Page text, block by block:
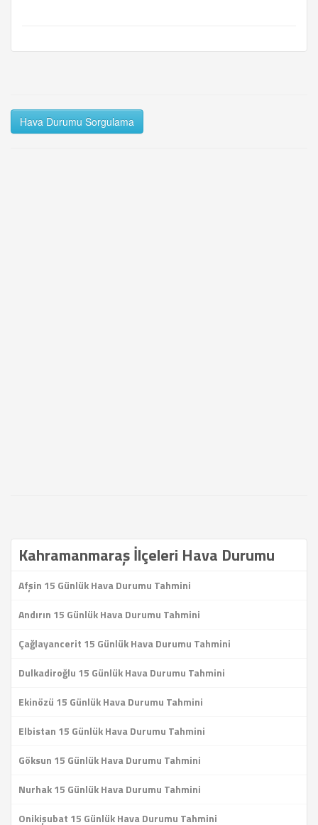
Hava Durumu Sorgulama
Kahramanmaraş İlçeleri Hava Durumu
Afşin 15 Günlük Hava Durumu Tahmini
Andırın 15 Günlük Hava Durumu Tahmini
Çağlayancerit 15 Günlük Hava Durumu Tahmini
Dulkadiroğlu 15 Günlük Hava Durumu Tahmini
Ekinözü 15 Günlük Hava Durumu Tahmini
Elbistan 15 Günlük Hava Durumu Tahmini
Göksun 15 Günlük Hava Durumu Tahmini
Nurhak 15 Günlük Hava Durumu Tahmini
Onikişubat 15 Günlük Hava Durumu Tahmini